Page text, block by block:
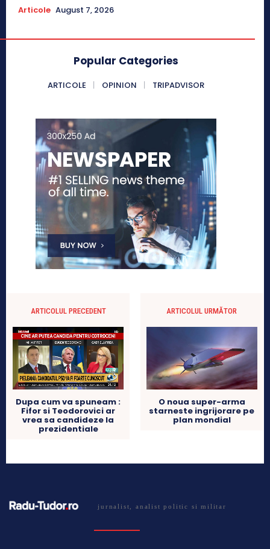
Articole August 7, 2026
Popular Categories
ARTICOLE OPINION TRIPADVISOR
ARTICOLUL PRECEDENT
Dupa cum va spuneam :
Fifor si Teodorovici ar
vrea sa candideze la
prezidentiale
ARTICOLUL URMĂTOR
O noua super-arma
starneste ingrijorare pe
plan mondial
jurnalist, analist politic si militar